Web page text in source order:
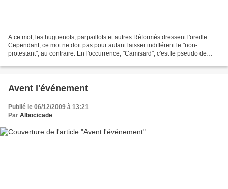
A ce mot, les huguenots, parpaillots et autres Réformés dressent l'oreille.
Cependant, ce mot ne doit pas pour autant laisser indifférent le "non-
protestant", au contraire. En l'occurrence, "Camisard", c'est le pseudo de
Avent l'événement
Publié le 06/12/2009 à 13:21
Par Albocicade